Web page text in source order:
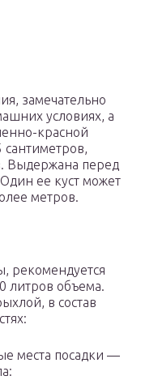
замечательно
условиях, а
красной
сантиметров,
Выдержана перед
ее куст может
метров.
рекомендуется
литров объема.
в состав
места посадки —